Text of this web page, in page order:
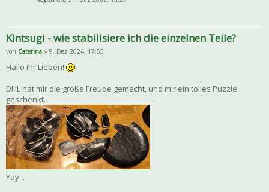
Kintsugi - wie stabilisiere ich die einzelnen Teile?
von Caterina » 9. Dez 2024, 17:55
Hallo ihr Lieben!
DHL hat mir die große Freude gemacht, und mir ein tolles Puzzle
geschenkt.
Yay...